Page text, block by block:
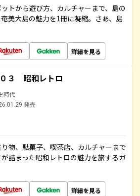
トから遊び方、カルチャーまで、島の
美大島の魅力を1冊に凝縮。さあ、島
詳細を見る
３ 昭和レトロ
時代
発売
物、駄菓子、喫茶店、カルチャーまで
詰まった昭和レトロの魅力を旅するガ
詳細を見る